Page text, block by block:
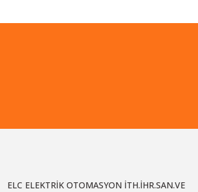
ELC ELEKTRİK OTOMASYON İTH.İHR.SAN.VE